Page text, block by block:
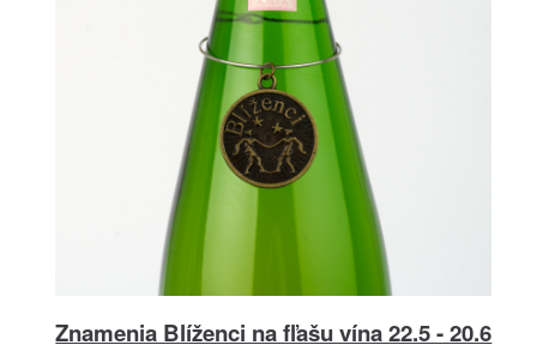
Znamenia Blíženci na fľašu vína 22.5 - 20.6